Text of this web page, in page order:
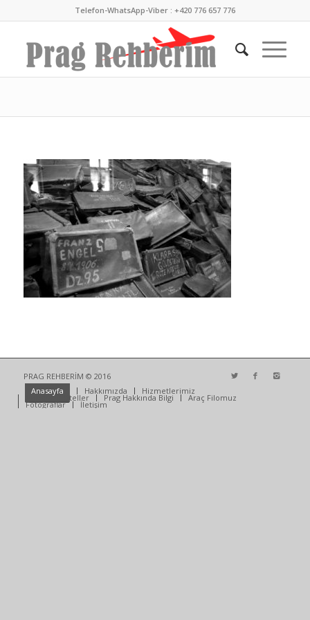
Telefon-WhatsApp-Viber : +420 776 657 776
PRAG REHBERİM © 2016
Anasayfa
Hakkımızda Hizmetlerimiz
Anlaşmalı Oteller Prag Hakkında Bilgi Araç Filomuz
Fotoğraflar İletişim